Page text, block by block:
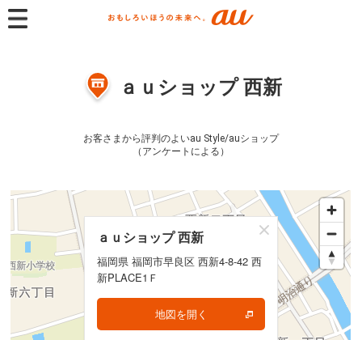
ａｕショップ 西新
お客さまから評判のよいau Style/auショップ
（アンケートによる）
ａｕショップ 西新
福岡県 福岡市早良区 西新4-8-42 西
新PLACE1Ｆ
地図を開く
ａｕショップ 西新
福岡県 福岡市早良区 西新4-8-42 西
新PLACE1Ｆ
地図を開く